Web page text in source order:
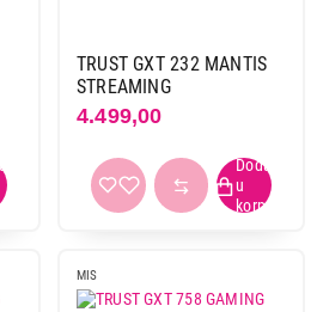
TRUST GXT 232 MANTIS
STREAMING
4.499,00
MIS